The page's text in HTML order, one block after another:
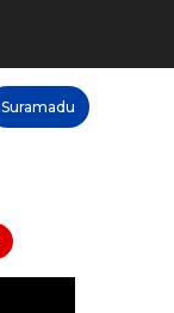
Suramadu